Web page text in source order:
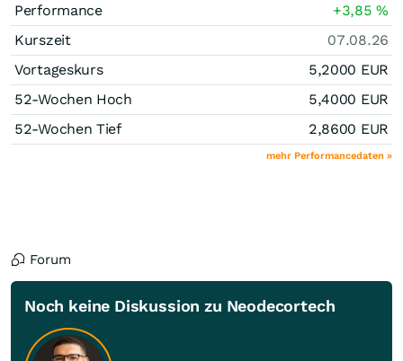
Performance
+3,85%
Kurszeit
07.08.26
Vortageskurs
5,2000 EUR
52-Wochen Hoch
5,4000 EUR
52-Wochen Tief
2,8600 EUR
mehr Performancedaten »
Forum
Noch keine Diskussion zu Neodecortech